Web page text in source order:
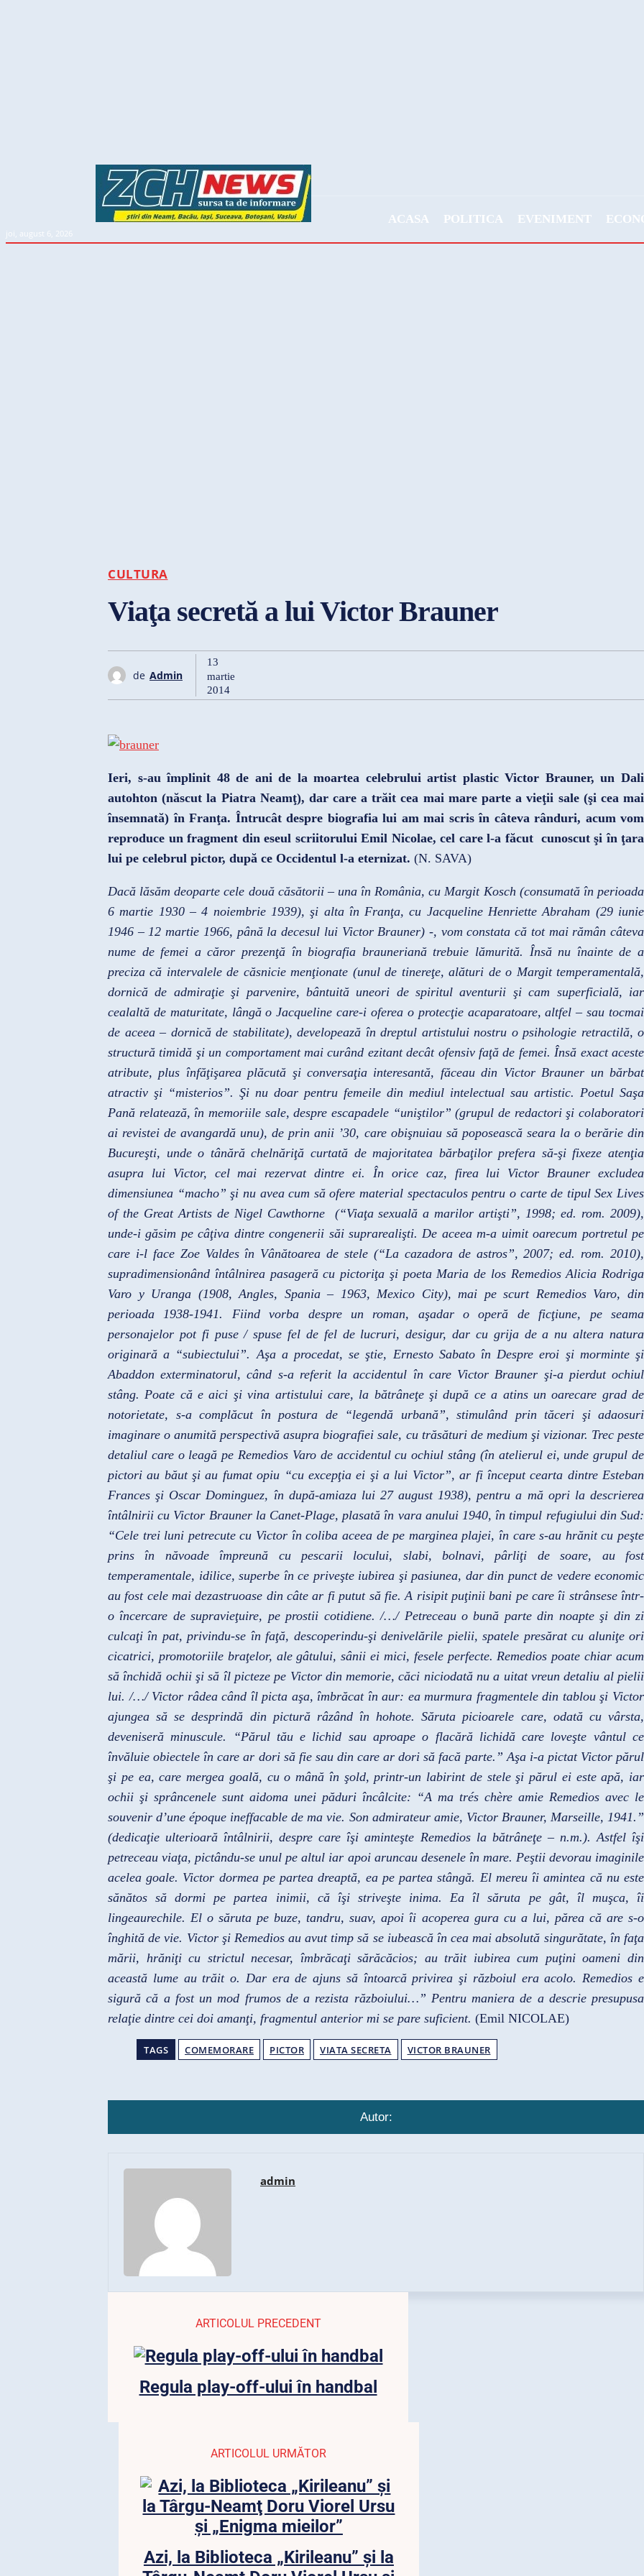
joi, august 6, 2026
ACASA POLITICA EVENIMENT
CULTURA
Viaţa secretă a lui Victor Brauner
de Admin
13
martie
2014
Ieri, s-au împlinit 48 de ani de la moartea celebrului artist plastic Victor Brauner, un Dali
autohton (născut la Piatra Neamţ), dar care a trăit cea mai mare parte a vieţii sale (şi cea mai
însemnată) în Franţa. Întrucât despre biografia lui am mai scris în câteva rânduri, acum vom
reproduce un fragment din eseul scriitorului Emil Nicolae, cel care l-a făcut cunoscut şi în ţara
lui pe celebrul pictor, după ce Occidentul l-a eternizat. (N. SAVA)
Dacă lăsăm deoparte cele două căsătorii – una în România, cu Margit Kosch (consumată în perioada
6 martie 1930 – 4 noiembrie 1939), şi alta în Franţa, cu Jacqueline Henriette Abraham (29 iunie
1946 – 12 martie 1966, până la decesul lui Victor Brauner) -, vom constata că tot mai rămân câteva
nume de femei a căror prezenţă în biografia brauneriană trebuie lămurită. Însă nu înainte de a
preciza că intervalele de căsnicie menţionate (unul de tinereţe, alături de o Margit temperamentală,
dornică de admiraţie şi parvenire, bântuită uneori de spiritul aventurii şi cam superficială, iar
cealaltă de maturitate, lângă o Jacqueline care-i oferea o protecţie acaparatoare, altfel – sau tocmai
de aceea – dornică de stabilitate), developează în dreptul artistului nostru o psihologie retractilă, o
structură timidă şi un comportament mai curând ezitant decât ofensiv faţă de femei. Însă exact aceste
atribute, plus înfăţişarea plăcută şi conversaţia interesantă, făceau din Victor Brauner un bărbat
atractiv şi “misterios”. Şi nu doar pentru femeile din mediul intelectual sau artistic. Poetul Saşa
Pană relatează, în memoriile sale, despre escapadele “uniştilor” (grupul de redactori şi colaboratori
ai revistei de avangardă unu), de prin anii ’30, care obişnuiau să poposească seara la o berărie din
Bucureşti, unde o tânără chelnăriţă curtată de majoritatea bărbaţilor prefera să-şi fixeze atenţia
asupra lui Victor, cel mai rezervat dintre ei. În orice caz, firea lui Victor Brauner excludea
dimensiunea “macho” şi nu avea cum să ofere material spectaculos pentru o carte de tipul Sex Lives
of the Great Artists de Nigel Cawthorne (“Viaţa sexuală a marilor artişti”, 1998; ed. rom. 2009),
unde-i găsim pe câţiva dintre congenerii săi suprarealişti. De aceea m-a uimit oarecum portretul pe
care i-l face Zoe Valdes în Vânătoarea de stele (“La cazadora de astros”, 2007; ed. rom. 2010),
supradimensionând întâlnirea pasageră cu pictoriţa şi poeta Maria de los Remedios Alicia Rodriga
Varo y Uranga (1908, Angles, Spania – 1963, Mexico City), mai pe scurt Remedios Varo, din
perioada 1938-1941. Fiind vorba despre un roman, aşadar o operă de ficţiune, pe seama
personajelor pot fi puse / spuse fel de fel de lucruri, desigur, dar cu grija de a nu altera natura
originară a “subiectului”. Aşa a procedat, se ştie, Ernesto Sabato în Despre eroi şi morminte şi
Abaddon exterminatorul, când s-a referit la accidentul în care Victor Brauner şi-a pierdut ochiul
stâng. Poate că e aici şi vina artistului care, la bătrâneţe şi după ce a atins un oarecare grad de
notorietate, s-a complăcut în postura de “legendă urbană”, stimulând prin tăceri şi adaosuri
imaginare o anumită perspectivă asupra biografiei sale, cu trăsături de medium şi vizionar. Trec peste
detaliul care o leagă pe Remedios Varo de accidentul cu ochiul stâng (în atelierul ei, unde grupul de
pictori au băut şi au fumat opiu “cu excepţia ei şi a lui Victor”, ar fi început cearta dintre Esteban
Frances şi Oscar Dominguez, în după-amiaza lui 27 august 1938), pentru a mă opri la descrierea
întâlnirii cu Victor Brauner la Canet-Plage, plasată în vara anului 1940, în timpul refugiului din Sud:
“Cele trei luni petrecute cu Victor în coliba aceea de pe marginea plajei, în care s-au hrănit cu peşte
prins în năvoade împreună cu pescarii locului, slabi, bolnavi, pârliţi de soare, au fost
temperamentale, idilice, superbe în ce priveşte iubirea şi pasiunea, dar din punct de vedere economic
au fost cele mai dezastruoase din câte ar fi putut să fie. A risipit puţinii bani pe care îi strânsese într-
o încercare de supravieţuire, pe prostii cotidiene. /…/ Petreceau o bună parte din noapte şi din zi
culcaţi în pat, privindu-se în faţă, descoperindu-şi denivelările pielii, spatele presărat cu aluniţe ori
cicatrici, promotoriile braţelor, ale gâtului, sânii ei mici, fesele perfecte. Remedios poate chiar acum
să închidă ochii şi să îl picteze pe Victor din memorie, căci niciodată nu a uitat vreun detaliu al pielii
lui. /…/ Victor râdea când îl picta aşa, îmbrăcat în aur: ea murmura fragmentele din tablou şi Victor
ajungea să se desprindă din pictură râzând în hohote. Săruta picioarele care, odată cu vârsta,
deveniseră minuscule. “Părul tău e lichid sau aproape o flacără lichidă care loveşte vântul ce
învăluie obiectele în care ar dori să fie sau din care ar dori să facă parte.” Aşa i-a pictat Victor părul
şi pe ea, care mergea goală, cu o mână în şold, printr-un labirint de stele şi părul ei este apă, iar
ochii şi sprâncenele sunt aidoma unei păduri încâlcite: “A ma trés chère amie Remedios avec le
souvenir d’une époque ineffacable de ma vie. Son admirateur amie, Victor Brauner, Marseille, 1941.”
(dedicaţie ulterioară întâlnirii, despre care îşi aminteşte Remedios la bătrâneţe – n.m.). Astfel îşi
petreceau viaţa, pictându-se unul pe altul iar apoi aruncau desenele în mare. Peştii devorau imaginile
acelea goale. Victor dormea pe partea dreaptă, ea pe partea stângă. El mereu îi amintea că nu este
sănătos să dormi pe partea inimii, că îşi striveşte inima. Ea îl săruta pe gât, îl muşca, îi
lingeaurechile. El o săruta pe buze, tandru, suav, apoi îi acoperea gura cu a lui, părea că are s-o
înghită de vie. Victor şi Remedios au avut timp să se iubească în cea mai absolută singurătate, în faţa
mării, hrăniţi cu strictul necesar, îmbrăcaţi sărăcăcios; au trăit iubirea cum puţini oameni din
această lume au trăit o. Dar era de ajuns să întoarcă privirea şi războiul era acolo. Remedios e
sigură că a fost un mod frumos de a rezista războiului…” Pentru maniera de a descrie presupusa
relaţie dintre cei doi amanţi, fragmentul anterior mi se pare suficient. (Emil NICOLAE)
TAGS COMEMORARE PICTOR VIATA SECRETA VICTOR BRAUNER
Autor:
admin
ARTICOLUL PRECEDENT
Regula play-off-ului în handbal
ARTICOLUL URMĂTOR
Azi, la Biblioteca „Kirileanu” și la